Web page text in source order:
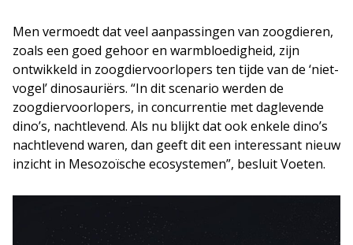
Men vermoedt dat veel aanpassingen van zoogdieren,
zoals een goed gehoor en warmbloedigheid, zijn
ontwikkeld in zoogdiervoorlopers ten tijde van de ‘niet-
vogel’ dinosauriërs. “In dit scenario werden de
zoogdiervoorlopers, in concurrentie met daglevende
dino’s, nachtlevend. Als nu blijkt dat ook enkele dino’s
nachtlevend waren, dan geeft dit een interessant nieuw
inzicht in Mesozoïsche ecosystemen”, besluit Voeten.